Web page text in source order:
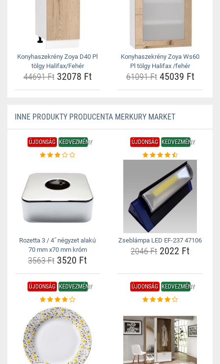
Konyhaszekrény Zoya D40 Pl
tölgy Halifax/Fehér
44691 Ft32078 Ft
Konyhaszekrény Zoya Ws60
Pl tölgy Halifax /fehér
61091 Ft45039 Ft
INNE PRODUKTY PRODUCENTA MERKURY MARKET
ÚJDONSÁG KEDVEZMÉNY
Rozetta 3 / 4˝ négyzet alakú
70 mm x70 mm króm
3563 Ft 3520 Ft
ÚJDONSÁG KEDVEZMÉNY
Zseblámpa LED EF-237 47106
2046 Ft 2022 Ft
ÚJDONSÁG KEDVEZMÉNY ÚJDONSÁG KEDVEZMÉNY